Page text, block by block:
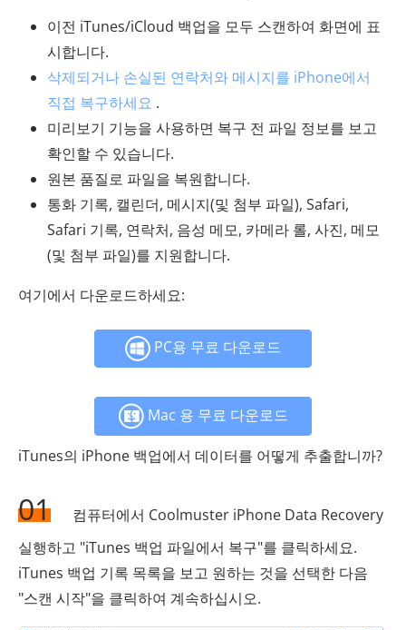
이전 iTunes/iCloud 백업을 모두 스캔하여 화면에 표
시합니다.
삭제되거나 손실된 연락처와 메시지를 iPhone에서
직접 복구하세요 .
미리보기 기능을 사용하면 복구 전 파일 정보를 보고
확인할 수 있습니다.
원본 품질로 파일을 복원합니다.
통화 기록, 캘린더, 메시지(및 첨부 파일), Safari,
Safari 기록, 연락처, 음성 메모, 카메라 롤, 사진, 메모
(및 첨부 파일)를 지원합니다.
여기에서 다운로드하세요:
PC용 무료 다운로드
Mac 용 무료 다운로드
iTunes의 iPhone 백업에서 데이터를 어떻게 추출합니까?
01
컴퓨터에서 Coolmuster iPhone Data Recovery
실행하고 "iTunes 백업 파일에서 복구"를 클릭하세요.
iTunes 백업 기록 목록을 보고 원하는 것을 선택한 다음
"스캔 시작"을 클릭하여 계속하십시오.